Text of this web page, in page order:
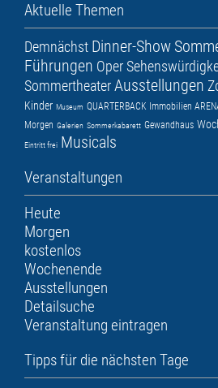
Aktuelle Themen
Demnächst Dinner-Show
Führungen Oper
SommertheaterAusstellungen
Kinder Museum QUARTERBACK Immobilien
Morgen Galerien Sommerkabarett Gewandhaus
Eintritt frei Musicals
Veranstaltungen
Heute
Morgen
kostenlos
Wochenende
Ausstellungen
Detailsuche
Veranstaltung eintragen
Tipps für die nächsten Tage